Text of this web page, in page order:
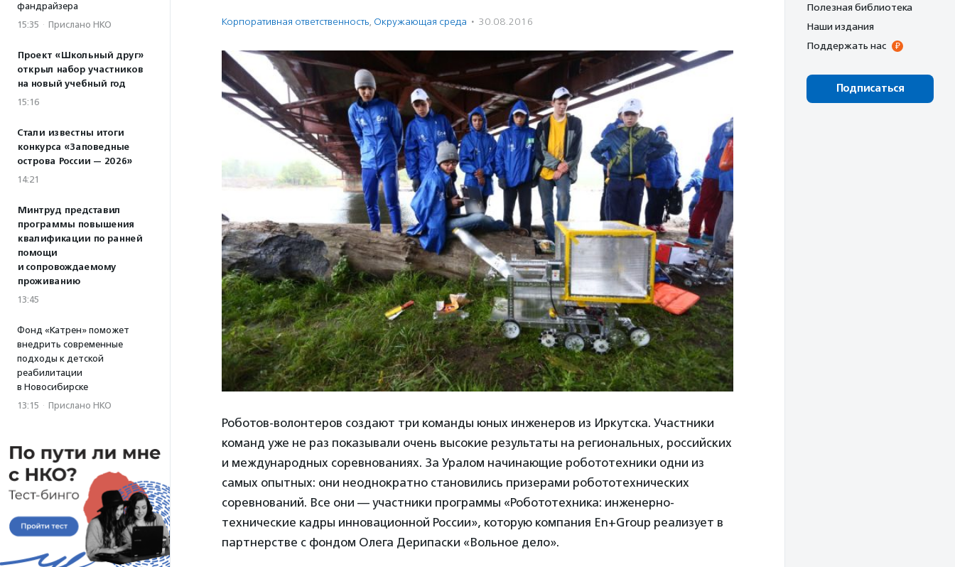
фандрайзера
15:35 · Прислано НКО
Проект «Школьный друг»
открыл набор участников
на новый учебный год
15:16
Стали известны итоги
конкурса «Заповедные
острова России — 2026»
14:21
Минтруд представил
программы повышения
квалификации по ранней
помощи
и сопровождаемому
проживанию
13:45
Фонд «Катрен» поможет
внедрить современные
подходы к детской
реабилитации
в Новосибирске
13:15 · Прислано НКО
Корпоративная ответственность, Окружающая среда · 30.08.2016
Роботов-волонтеров создают три команды юных инженеров из Иркутска. Участники
команд уже не раз показывали очень высокие результаты на региональных, российских
и международных соревнованиях. За Уралом начинающие робототехники одни из
самых опытных: они неоднократно становились призерами робототехнических
соревнований. Все они — участники программы «Робототехника: инженерно-
технические кадры инновационной России», которую компания En+Group реализует в
партнерстве с фондом Олега Дерипаски «Вольное дело».
Полезная библиотека
Наши издания
Поддержать нас
Подписаться